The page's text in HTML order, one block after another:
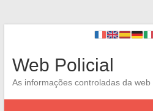
Web Policial
As informações controladas da web